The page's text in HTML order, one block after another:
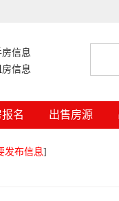
信息
信息
名 出售房源
发布信息]